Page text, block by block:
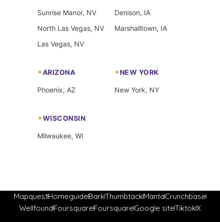
Sunrise Manor, NV
North Las Vegas, NV
Las Vegas, NV
Denison, IA
Marshalltown, IA
ARIZONA
Phoenix, AZ
NEW YORK
New York, NY
WISCONSIN
Milwaukee, WI
MapquestHomeguideBarkThumbtackMantaCrunchbase
WellfoundFoursquareFoursquareGoogle siteTiktokX